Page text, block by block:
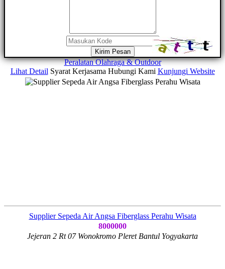
Kirim Pesan
Peralatan Olahraga & Outdoor
Lihat Detail Syarat Kerjasama Hubungi Kami Kunjungi Website
Supplier Sepeda Air Angsa Fiberglass Perahu Wisata
8000000
Jejeran 2 Rt 07 Wonokromo Pleret Bantul Yogyakarta